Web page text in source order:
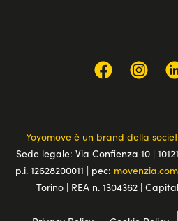
Yoyomove è un brand della
Sede legale: Via Confienza 10 |
p.i. 12628200011 | pec:
Torino | REA n. 1304362 |